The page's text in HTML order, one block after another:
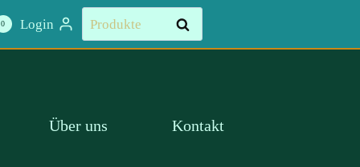
0 Login
Suchen
nach:
Suchen
Über uns Kontakt